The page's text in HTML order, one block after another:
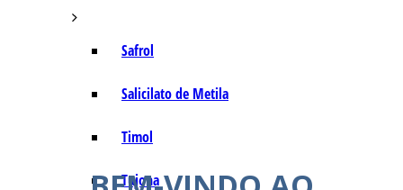
Safrol
Salicilato de Metila
Timol
Tujona